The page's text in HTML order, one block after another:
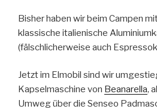
Bisher haben wir beim Campen
klassische italienische
(fälschlicherweise auch
Jetzt im Elmobil sind wir
Kapselmaschine von Beanarella,
Umweg über die Senseo